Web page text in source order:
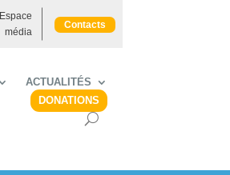
Espace
média
Contacts
ACTUALITÉS
DONATIONS